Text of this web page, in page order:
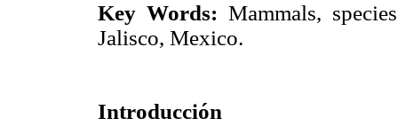
Key Words: Mammals,
Jalisco, Mexico.
Introducción